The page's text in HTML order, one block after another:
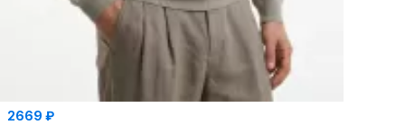
2669 ₽